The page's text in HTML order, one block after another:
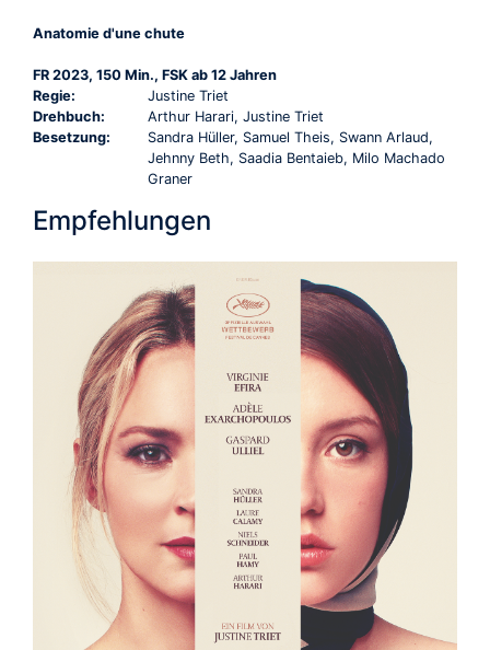
Anatomie d'une chute
FR 2023, 150 Min., FSK ab 12 Jahren
Regie:
Justine Triet
Drehbuch:
Arthur Harari, Justine Triet
Besetzung:
Sandra Hüller, Samuel Theis, Swann Arlaud,
Jehnny Beth, Saadia Bentaieb, Milo Machado
Graner
Empfehlungen